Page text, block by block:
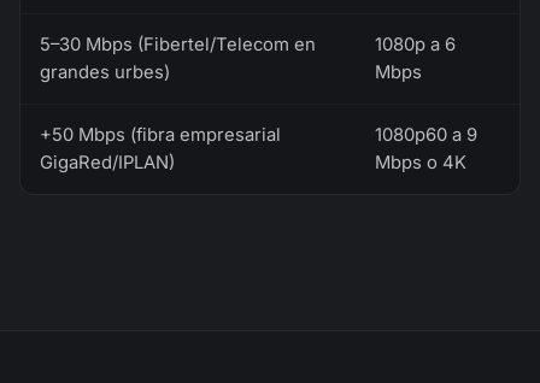
5–30 Mbps (Fibertel/Telecom en
grandes urbes)
1080p a 6
Mbps
+50 Mbps (fibra empresarial
GigaRed/IPLAN)
1080p60 a 9
Mbps o 4K